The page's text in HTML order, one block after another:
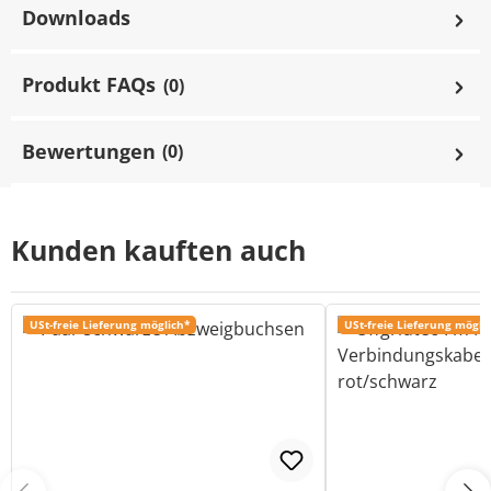
Downloads
Produkt FAQs (0)
Bewertungen (0)
Kunden kauften auch
USt-freie Lieferung möglich* USt-freie Lieferung